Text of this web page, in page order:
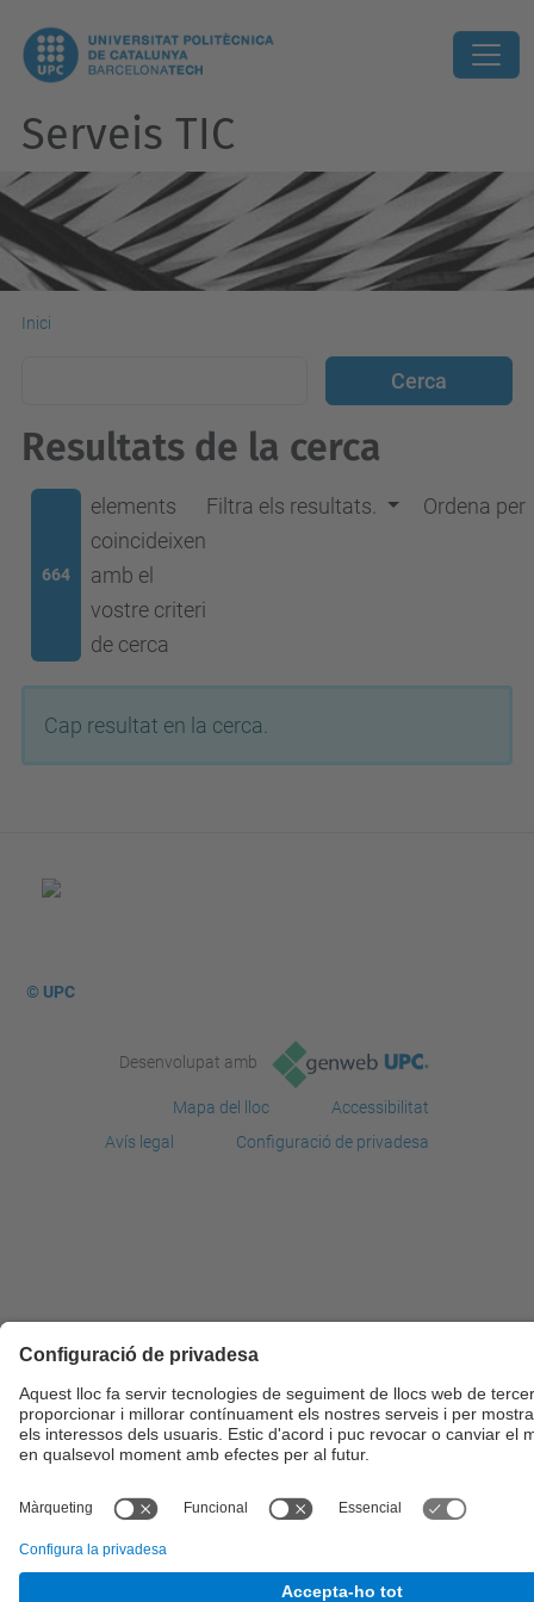
Serveis TIC
Inici
Resultats de la cerca
664
elements
coincideixen
amb el
vostre criteri
de cerca
Filtra els resultats. Ordena per
Cap resultat en la cerca.
© UPC
Desenvolupat amb
Mapa del lloc
Accessibilitat
Avís legal
Configuració de privadesa